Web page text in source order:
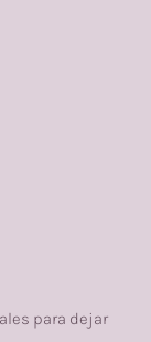
para dejar